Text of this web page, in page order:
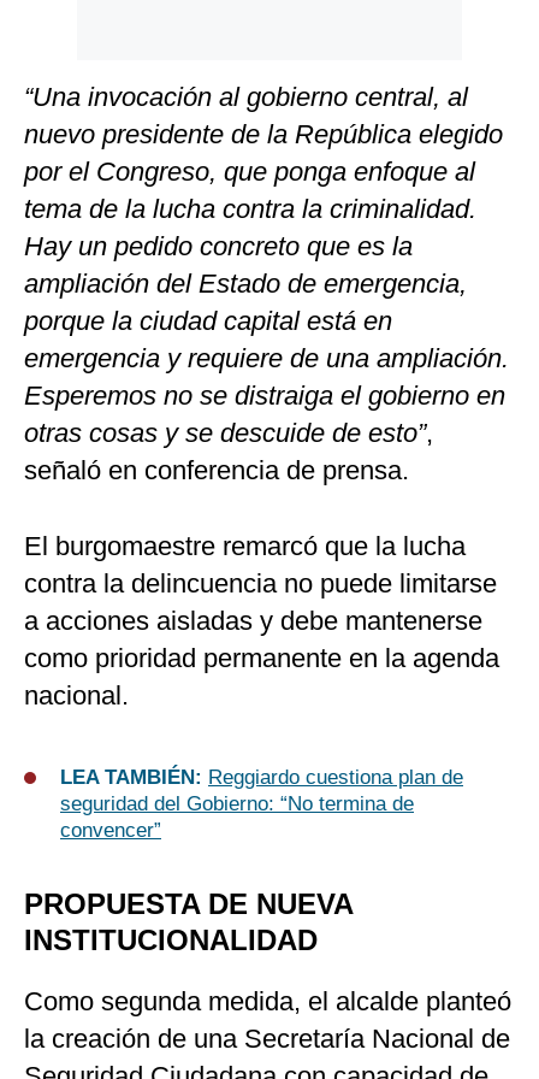
“Una invocación al gobierno central, al
nuevo presidente de la República elegido
por el Congreso, que ponga enfoque al
tema de la lucha contra la criminalidad.
Hay un pedido concreto que es la
ampliación del Estado de emergencia,
porque la ciudad capital está en
emergencia y requiere de una ampliación.
Esperemos no se distraiga el gobierno en
otras cosas y se descuide de esto”,
señaló en conferencia de prensa.
El burgomaestre remarcó que la lucha
contra la delincuencia no puede limitarse
a acciones aisladas y debe mantenerse
como prioridad permanente en la agenda
nacional.
LEA TAMBIÉN: Reggiardo cuestiona plan de
seguridad del Gobierno: “No termina de
convencer”
PROPUESTA DE NUEVA
INSTITUCIONALIDAD
Como segunda medida, el alcalde planteó
la creación de una Secretaría Nacional de